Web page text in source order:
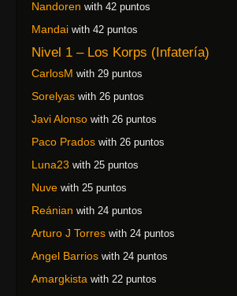
Nandoren with 42 puntos
Mandai with 42 puntos
Nivel 1 – Los Korps (Infatería)
CarlosM with 29 puntos
Sorelyas with 26 puntos
Javi Alonso with 26 puntos
Paco Prados with 26 puntos
Luna23 with 25 puntos
Nuve with 25 puntos
Reánian with 24 puntos
Arturo J Torres with 24 puntos
Angel Barrios with 24 puntos
Amargkista with 22 puntos